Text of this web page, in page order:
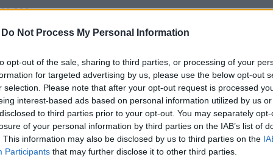
Do Not Process My Personal Information
opt-out of the sale, sharing to third parties, or processing of your
for targeted advertising by us, please use the below opt-out
selection. Please note that after your opt-out request is processed
interest-based ads based on personal information utilized by us
to third parties prior to your opt-out. You may separately
of your personal information by third parties on the IAB’s list of
This information may also be disclosed by us to third parties on the
Participants that may further disclose it to other third parties.
drágulhatnak idén a
szerint idén nyáron 4-6 százalékkal
bízik benne, hogy 2026-ra megoldódhatnak a